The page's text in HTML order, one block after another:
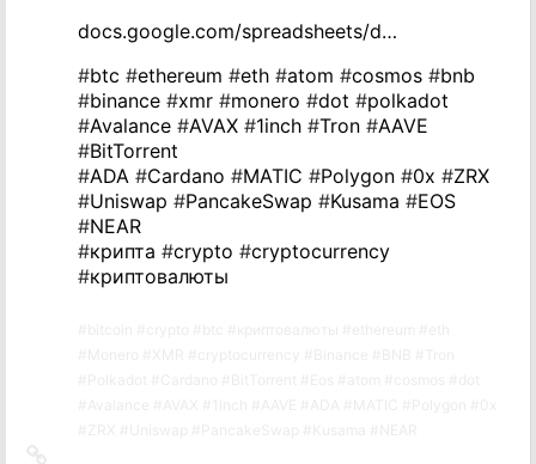
docs.google.com/spreadsheets/d…
#btc #ethereum #eth #atom #cosmos #bnb
#binance #xmr #monero #dot #polkadot
#Avalance #AVAX #1inch #Tron #AAVE
#BitTorrent
#ADA #Cardano #MATIC #Polygon #0x #ZRX
#Uniswap #PancakeSwap #Kusama #EOS
#NEAR
#крипта #crypto #cryptocurrency
#криптовалюты